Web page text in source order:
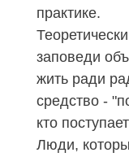
практике.
заповеди
жить ради
средство -
кто
Люди,